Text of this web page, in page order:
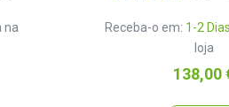
na
Receba-o em: 1-2 Dias
loja
Preço
138,00